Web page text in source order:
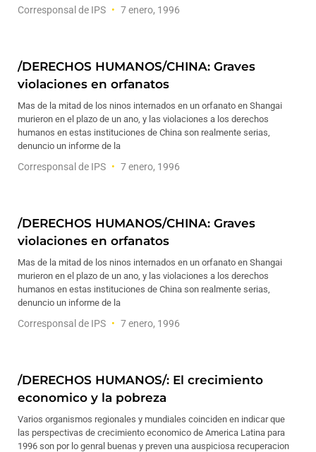
Corresponsal de IPS 7 enero, 1996
/DERECHOS HUMANOS/CHINA: Graves
violaciones en orfanatos
Mas de la mitad de los ninos internados en un orfanato en Shangai
murieron en el plazo de un ano, y las violaciones a los derechos
humanos en estas instituciones de China son realmente serias,
denuncio un informe de la
Corresponsal de IPS 7 enero, 1996
/DERECHOS HUMANOS/CHINA: Graves
violaciones en orfanatos
Mas de la mitad de los ninos internados en un orfanato en Shangai
murieron en el plazo de un ano, y las violaciones a los derechos
humanos en estas instituciones de China son realmente serias,
denuncio un informe de la
Corresponsal de IPS 7 enero, 1996
/DERECHOS HUMANOS/: El crecimiento
economico y la pobreza
Varios organismos regionales y mundiales coinciden en indicar que
las perspectivas de crecimiento economico de America Latina para
1996 son por lo genral buenas y preven una auspiciosa recuperacion